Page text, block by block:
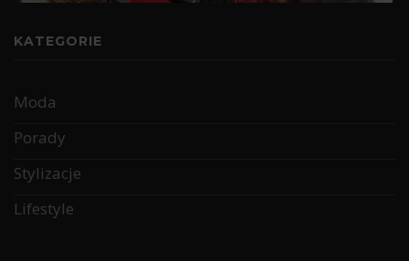
KATEGORIE
Moda
Porady
Stylizacje
Lifestyle